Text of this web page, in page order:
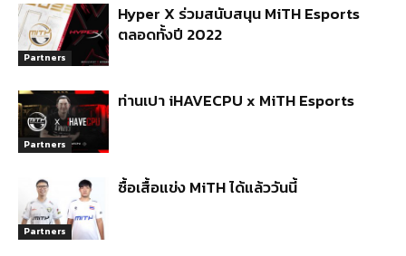
Partners
Hyper X ร่วมสนับสนุน MiTH Esports
ตลอดทั้งปี 2022
Partners
ท่านเปา iHAVECPU x MiTH Esports
Partners
ซื้อเสื้อแข่ง MiTH ได้แล้ววันนี้